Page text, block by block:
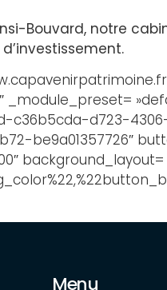
Bouvard, notre
_module_preset=
c36b5cda-d723-
be9a01357726″
Menu